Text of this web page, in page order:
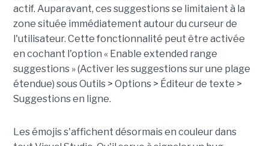
actif. Auparavant, ces suggestions se limitaient à la
zone située immédiatement autour du curseur de
l'utilisateur. Cette fonctionnalité peut être activée
en cochant l'option « Enable extended range
suggestions » (Activer les suggestions sur une plage
étendue) sous Outils > Options > Éditeur de texte >
Suggestions en ligne.
Les émojis s'affichent désormais en couleur dans